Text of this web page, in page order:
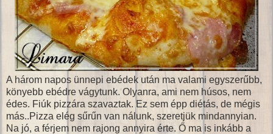
A három napos ünnepi ebédek után ma valami egyszerűbb,
könyebb ebédre vágytunk. Olyanra, ami nem húsos, nem
édes. Fiúk pizzára szavaztak. Ez sem épp diétás, de mégis
más..Pizza elég sűrűn van nálunk, szeretjük mindannyian.
Na jó, a férjem nem rajong annyira érte. Ő ma is inkább a